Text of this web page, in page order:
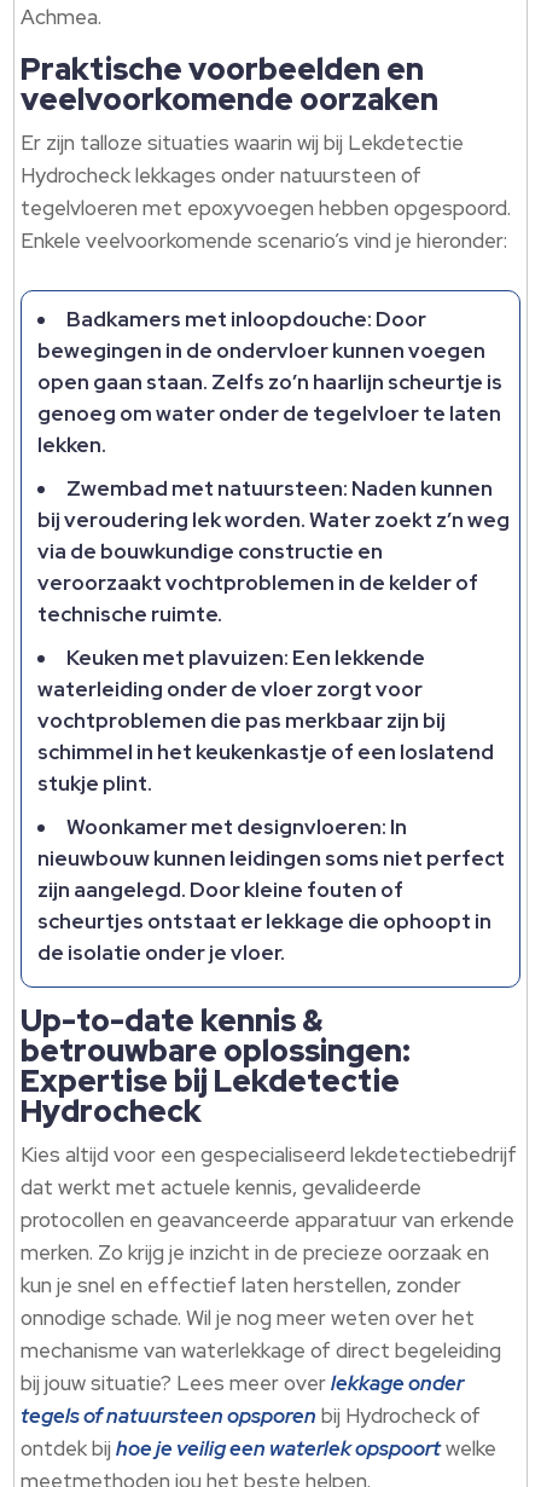
Achmea.
Praktische voorbeelden en
veelvoorkomende oorzaken
Er zijn talloze situaties waarin wij bij Lekdetectie
Hydrocheck lekkages onder natuursteen of
tegelvloeren met epoxyvoegen hebben opgespoord.
Enkele veelvoorkomende scenario’s vind je hieronder:
Badkamers met inloopdouche: Door
bewegingen in de ondervloer kunnen voegen
open gaan staan. Zelfs zo’n haarlijn scheurtje is
genoeg om water onder de tegelvloer te laten
lekken.
Zwembad met natuursteen: Naden kunnen
bij veroudering lek worden. Water zoekt z’n weg
via de bouwkundige constructie en
veroorzaakt vochtproblemen in de kelder of
technische ruimte.
Keuken met plavuizen: Een lekkende
waterleiding onder de vloer zorgt voor
vochtproblemen die pas merkbaar zijn bij
schimmel in het keukenkastje of een loslatend
stukje plint.
Woonkamer met designvloeren: In
nieuwbouw kunnen leidingen soms niet perfect
zijn aangelegd. Door kleine fouten of
scheurtjes ontstaat er lekkage die ophoopt in
de isolatie onder je vloer.
Up-to-date kennis &
betrouwbare oplossingen:
Expertise bij Lekdetectie
Hydrocheck
Kies altijd voor een gespecialiseerd lekdetectiebedrijf
dat werkt met actuele kennis, gevalideerde
protocollen en geavanceerde apparatuur van erkende
merken. Zo krijg je inzicht in de precieze oorzaak en
kun je snel en effectief laten herstellen, zonder
onnodige schade. Wil je nog meer weten over het
mechanisme van waterlekkage of direct begeleiding
bij jouw situatie? Lees meer overlekkage onder
tegels of natuursteen opsporen bij Hydrocheck of
ontdek bijhoe je veilig een waterlek opspoortwelke
meetmethoden jou het beste helpen.